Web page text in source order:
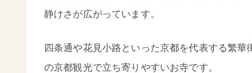
静けさが広がっています。
四条通や花見小路といった京都を代表する繁
の京都観光で立ち寄りやすいお寺です。